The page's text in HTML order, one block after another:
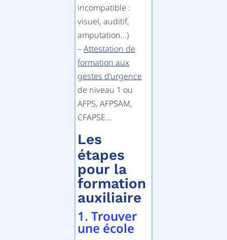
incompatible :
visuel, auditif,
amputation…)
–Attestation de
formation aux
gestes d’urgence
de niveau 1 ou
AFPS, AFPSAM,
CFAPSE…
Les
étapes
pour la
formation
auxiliaire
1. Trouver
une école